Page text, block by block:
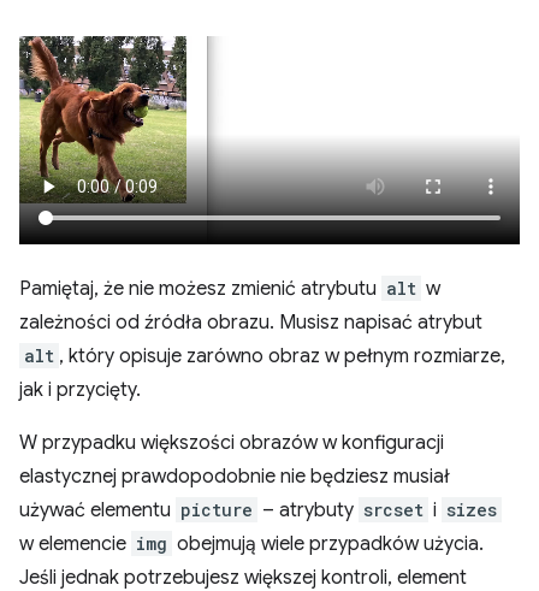
Pamiętaj, że nie możesz zmienić atrybutu alt w
zależności od źródła obrazu. Musisz napisać atrybut
alt , który opisuje zarówno obraz w pełnym rozmiarze,
jak i przycięty.
W przypadku większości obrazów w konfiguracji
elastycznej prawdopodobnie nie będziesz musiał
używać elementu picture – atrybuty srcset i sizes
w elemencie img obejmują wiele przypadków użycia.
Jeśli jednak potrzebujesz większej kontroli, element